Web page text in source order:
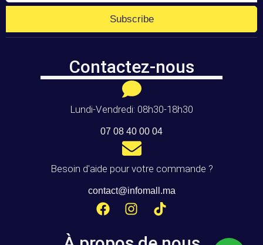
Subscribe
Contactez-nous
Lundi-Vendredi: 08h30-18h30
07 08 40 00 04
Besoin d'aide pour votre commande ?
contact@infomall.ma